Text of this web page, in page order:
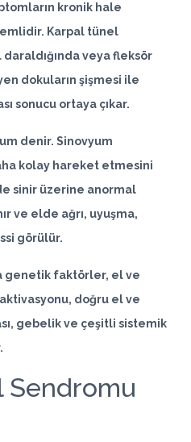
kronik hale
Karpal tünel
veya fleksör
dokuların şişmesi ile
sonucu ortaya çıkar.
denir. Sinovyum
kolay hareket etmesini
sinir üzerine anormal
ve elde ağrı, uyuşma,
görülür.
genetik faktörler, el ve
doğru el ve
gebelik ve çeşitli sistemik
Sendromu